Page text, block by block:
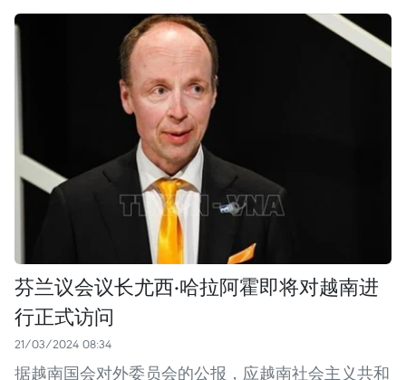
芬兰议会议长尤西·哈拉阿霍即将对越南进
行正式访问
21/03/2024 08:34
据越南国会对外委员会的公报，应越南社会主义共和